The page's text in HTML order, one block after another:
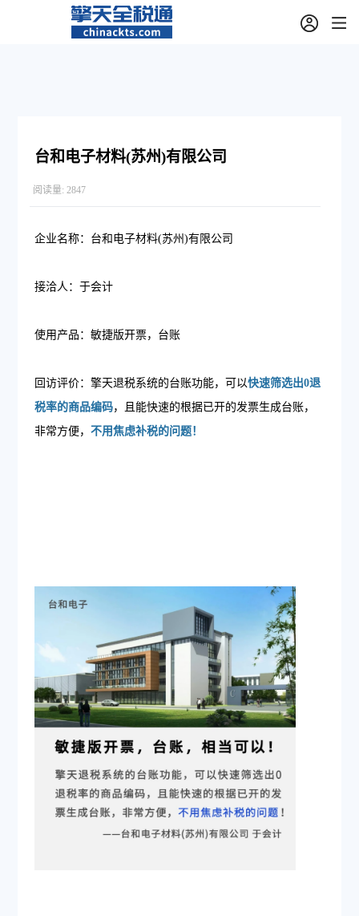
台和电子材料(苏州)有限公司
阅读量: 2847
企业名称：台和电子材料(苏州)有限公司
接洽人：于会计
使用产品：敏捷版开票，台账
回访评价：擎天退税系统的台账功能，可以快速筛选出0退
税率的商品编码，且能快速的根据已开的发票生成台账，
非常方便， 不用焦虑补税的问题！